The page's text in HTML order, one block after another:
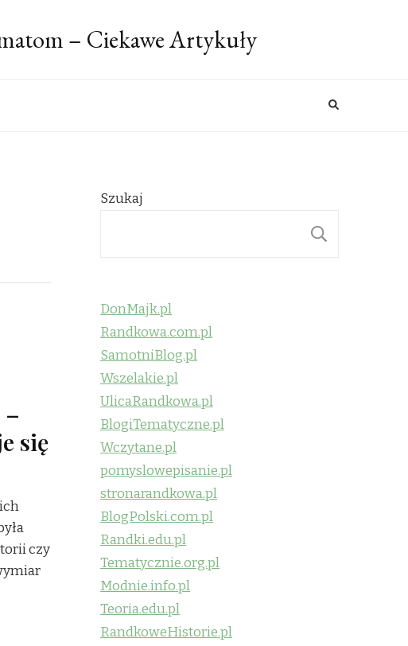
– Ciekawe Artykuły
się
czy
Szukaj
DonMajk.pl
Randkowa.com.pl
SamotniBlog.pl
Wszelakie.pl
UlicaRandkowa.pl
BlogiTematyczne.pl
Wczytane.pl
pomyslowepisanie.pl
stronarandkowa.pl
BlogPolski.com.pl
Randki.edu.pl
Tematycznie.org.pl
Modnie.info.pl
Teoria.edu.pl
RandkoweHistorie.pl